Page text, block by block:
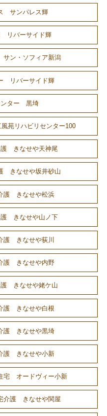
サンパレス輝
リバーサイド輝
ン・ソフィア新潟
リバーサイド輝
ンター 黒埼
苑リハビリセンター100
護 きなせや天神尾
きなせや坂井砂山
護 きなせや松浜
護 きなせや山ノ下
護 きなせや荻川
護 きなせや内野
護 きなせや姥ケ山
護 きなせや白根
護 きなせや黒埼
護 きなせや小新
宅 オードヴィー小新
介護 きなせや関屋